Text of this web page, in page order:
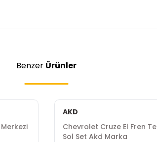
Benzer Ürünler
AKD
Chevrolet Cruze El Fren
Sol Set Akd Marka